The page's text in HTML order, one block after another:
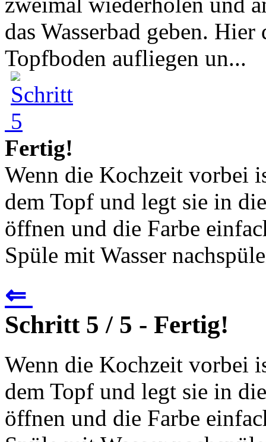
das Wasserbad geben.
Topfboden aufliegen un...
Fertig!
Wenn die Kochzeit vorbei
dem Topf und legt sie in
öffnen und die Farbe
Spüle mit Wasser
⇐
Schritt 5 / 5 - Fertig!
Wenn die Kochzeit vorbei
dem Topf und legt sie in
öffnen und die Farbe